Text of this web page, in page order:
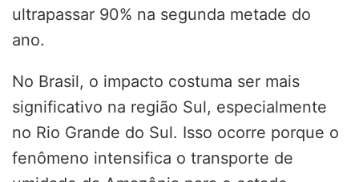
ultrapassar 90% na segunda metade do
ano.
No Brasil, o impacto costuma ser mais
significativo na região Sul, especialmente
no Rio Grande do Sul. Isso ocorre porque o
fenômeno intensifica o transporte de